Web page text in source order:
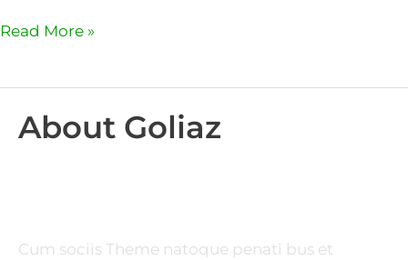
Read More »
About Goliaz
Cum sociis Theme natoque penati bus et